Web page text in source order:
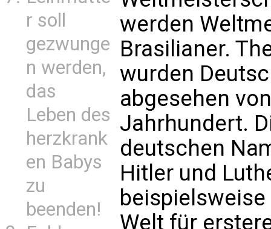
r soll
gezwunge
n werden,
das
Leben des
herzkrank
en Babys
zu
beenden!
werden
Brasilianer.
wurden
abgesehen
Jahrhundert.
deutschen
Hitler und
Welt für